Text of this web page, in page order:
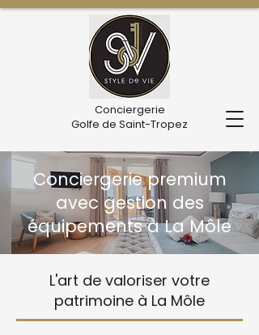
Conciergerie
Golfe de Saint-Tropez
Conciergerie premium
avec gestion des
équipements à La Môle
L'art de valoriser votre
patrimoine à La Môle